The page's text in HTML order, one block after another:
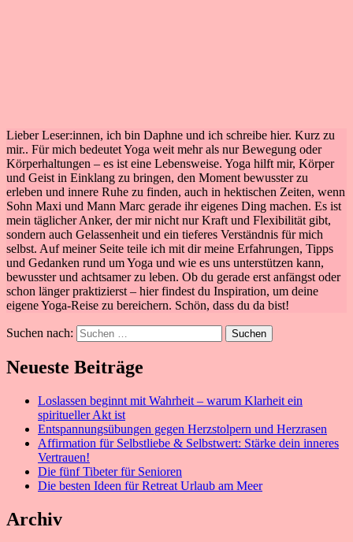
Lieber Leser:innen, ich bin Daphne und ich schreibe hier. Kurz zu
mir.. Für mich bedeutet Yoga weit mehr als nur Bewegung oder
Körperhaltungen – es ist eine Lebensweise. Yoga hilft mir, Körper
und Geist in Einklang zu bringen, den Moment bewusster zu
erleben und innere Ruhe zu finden, auch in hektischen Zeiten, wenn
Sohn Maxi und Mann Marc gerade ihr eigenes Ding machen. Es ist
mein täglicher Anker, der mir nicht nur Kraft und Flexibilität gibt,
sondern auch Gelassenheit und ein tieferes Verständnis für mich
selbst. Auf meiner Seite teile ich mit dir meine Erfahrungen, Tipps
und Gedanken rund um Yoga und wie es uns unterstützen kann,
bewusster und achtsamer zu leben. Ob du gerade erst anfängst oder
schon länger praktizierst – hier findest du Inspiration, um deine
eigene Yoga-Reise zu bereichern. Schön, dass du da bist!
Suchen nach:
Neueste Beiträge
Loslassen beginnt mit Wahrheit – warum Klarheit ein
spiritueller Akt ist
Entspannungsübungen gegen Herzstolpern und Herzrasen
Affirmation für Selbstliebe & Selbstwert: Stärke dein inneres
Vertrauen!
Die fünf Tibeter für Senioren
Die besten Ideen für Retreat Urlaub am Meer
Archiv